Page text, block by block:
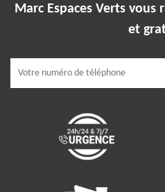
Marc Espaces Verts vous
et